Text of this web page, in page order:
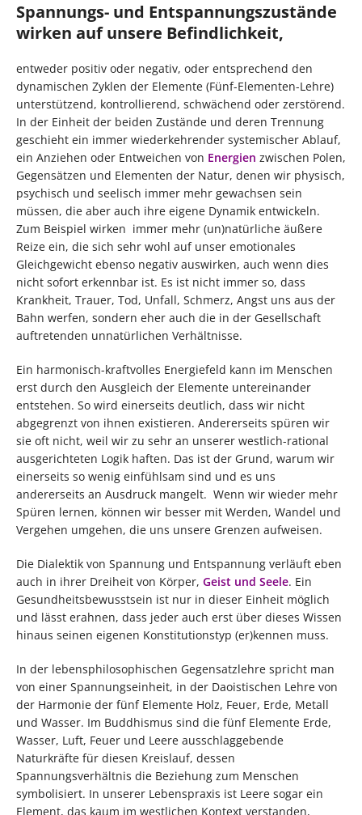
Spannungs- und Entspannungszustände
wirken auf unsere Befindlichkeit,
entweder positiv oder negativ, oder entsprechend den
dynamischen Zyklen der Elemente (Fünf-Elementen-Lehre)
unterstützend, kontrollierend, schwächend oder zerstörend.
In der Einheit der beiden Zustände und deren Trennung
geschieht ein immer wiederkehrender systemischer Ablauf,
ein Anziehen oder Entweichen von Energien zwischen Polen,
Gegensätzen und Elementen der Natur, denen wir physisch,
psychisch und seelisch immer mehr gewachsen sein
müssen, die aber auch ihre eigene Dynamik entwickeln.
Zum Beispiel wirken immer mehr (un)natürliche äußere
Reize ein, die sich sehr wohl auf unser emotionales
Gleichgewicht ebenso negativ auswirken, auch wenn dies
nicht sofort erkennbar ist. Es ist nicht immer so, dass
Krankheit, Trauer, Tod, Unfall, Schmerz, Angst uns aus der
Bahn werfen, sondern eher auch die in der Gesellschaft
auftretenden unnatürlichen Verhältnisse.
Ein harmonisch-kraftvolles Energiefeld kann im Menschen
erst durch den Ausgleich der Elemente untereinander
entstehen. So wird einerseits deutlich, dass wir nicht
abgegrenzt von ihnen existieren. Andererseits spüren wir
sie oft nicht, weil wir zu sehr an unserer westlich-rational
ausgerichteten Logik haften. Das ist der Grund, warum wir
einerseits so wenig einfühlsam sind und es uns
andererseits an Ausdruck mangelt. Wenn wir wieder mehr
Spüren lernen, können wir besser mit Werden, Wandel und
Vergehen umgehen, die uns unsere Grenzen aufweisen.
Die Dialektik von Spannung und Entspannung verläuft eben
auch in ihrer Dreiheit von Körper, Geist und Seele. Ein
Gesundheitsbewusstsein ist nur in dieser Einheit möglich
und lässt erahnen, dass jeder auch erst über dieses Wissen
hinaus seinen eigenen Konstitutionstyp (er)kennen muss.
In der lebensphilosophischen Gegensatzlehre spricht man
von einer Spannungseinheit, in der Daoistischen Lehre von
der Harmonie der fünf Elemente Holz, Feuer, Erde, Metall
und Wasser. Im Buddhismus sind die fünf Elemente Erde,
Wasser, Luft, Feuer und Leere ausschlaggebende
Naturkräfte für diesen Kreislauf, dessen
Spannungsverhältnis die Beziehung zum Menschen
symbolisiert. In unserer Lebenspraxis ist Leere sogar ein
Element, das kaum im westlichen Kontext verstanden,